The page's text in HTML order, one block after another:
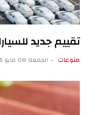
تقييم جديد
منوعات الجمعة 08 مايو 12:15 م